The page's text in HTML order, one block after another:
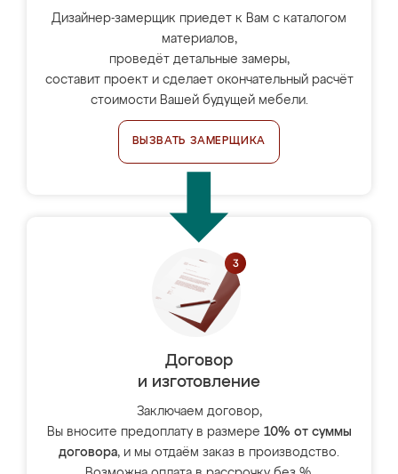
Дизайнер-замерщик приедет к Вам с каталогом
материалов,
проведёт детальные замеры,
составит проект и сделает окончательный расчёт
стоимости Вашей будущей мебели.
ВЫЗВАТЬ ЗАМЕРЩИКА
Договор
и изготовление
Заключаем договор,
Вы вносите предоплату в размере 10% от суммы
договора, и мы отдаём заказ в производство.